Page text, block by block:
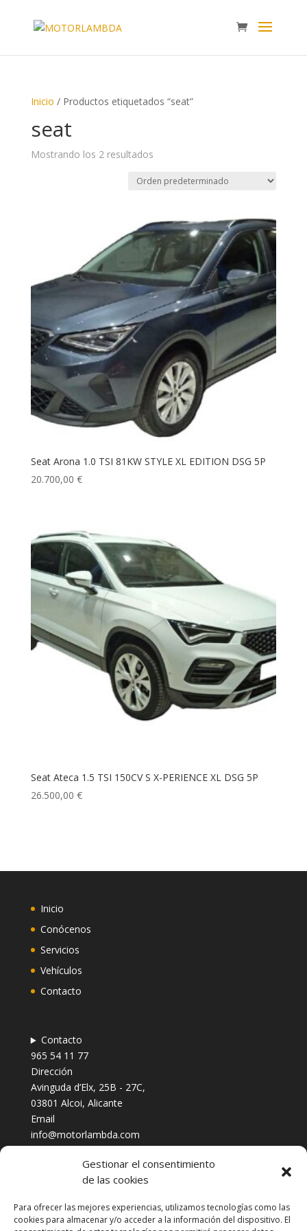
Gestionar el consentimiento
de las cookies
Para ofrecer las mejores experiencias, utilizamos tecnologías como las
cookies para almacenar y/o acceder a la información del dispositivo. El
Inicio / Productos etiquetados “seat”
seat
Mostrando los 2 resultados
Seat Arona 1.0 TSI 81KW STYLE XL EDITION DSG 5P
20.700,00 €
Seat Ateca 1.5 TSI 150CV S X-PERIENCE XL DSG 5P
26.500,00 €
Inicio
Conócenos
Servicios
Vehículos
Contacto
Contacto
965 54 11 77
Dirección
Avinguda d’Elx, 25B - 27C,
03801 Alcoi, Alicante
Email
info@motorlambda.com